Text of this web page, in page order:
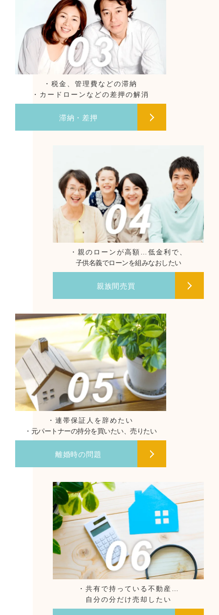
・税金、管理費などの滞納
・カードローンなどの差押の解消
滞納・差押
・親のローンが高額…低金利で、
子供名義でローンを組みなおしたい
親族間売買
・連帯保証人を辞めたい
・元パートナーの持分を買いたい、売りたい
離婚時の問題
・共有で持っている不動産…
自分の分だけ売却したい